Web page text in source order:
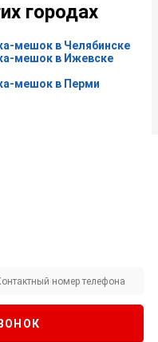
городах
мешок в Челябинске
мешок в Ижевске
мешок в Перми